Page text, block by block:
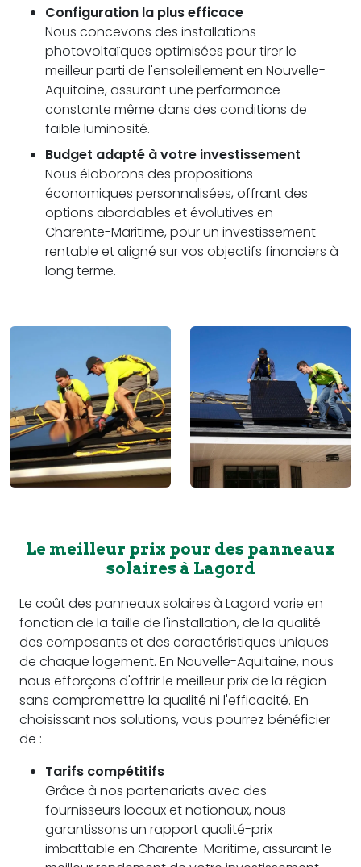
Configuration la plus efficace
Nous concevons des installations
photovoltaïques optimisées pour tirer le
meilleur parti de l'ensoleillement en Nouvelle-
Aquitaine, assurant une performance
constante même dans des conditions de
faible luminosité.
Budget adapté à votre investissement
Nous élaborons des propositions
économiques personnalisées, offrant des
options abordables et évolutives en
Charente-Maritime, pour un investissement
rentable et aligné sur vos objectifs financiers à
long terme.
Le meilleur prix pour des panneaux
solaires à Lagord
Le coût des panneaux solaires à Lagord varie en
fonction de la taille de l'installation, de la qualité
des composants et des caractéristiques uniques
de chaque logement. En Nouvelle-Aquitaine, nous
nous efforçons d'offrir le meilleur prix de la région
sans compromettre la qualité ni l'efficacité. En
choisissant nos solutions, vous pourrez bénéficier
de :
Tarifs compétitifs
Grâce à nos partenariats avec des
fournisseurs locaux et nationaux, nous
garantissons un rapport qualité-prix
imbattable en Charente-Maritime, assurant le